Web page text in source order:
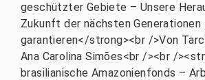
geschützter Gebiete – Unsere
Zukunft der nächsten Generationen
garantieren</strong><br />Von
Ana Carolina Simões<br /><br /
brasilianische Amazonienfonds –